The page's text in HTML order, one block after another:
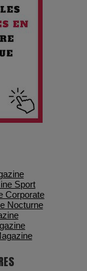
célèbre ses 30
écologique en
de Stars
sous les